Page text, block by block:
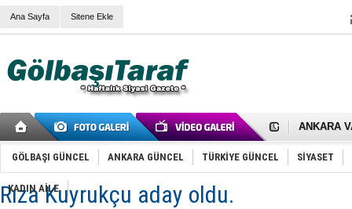
Ana Sayfa Sitene Ekle
Cemal
Samet
FAİZ
GÖLBAŞI GÜNCEL ANKARA GÜNCEL TÜRKİYE GÜNCEL SİYASET
KADIN AİLE
Rıza Kuyrukçu aday oldu.